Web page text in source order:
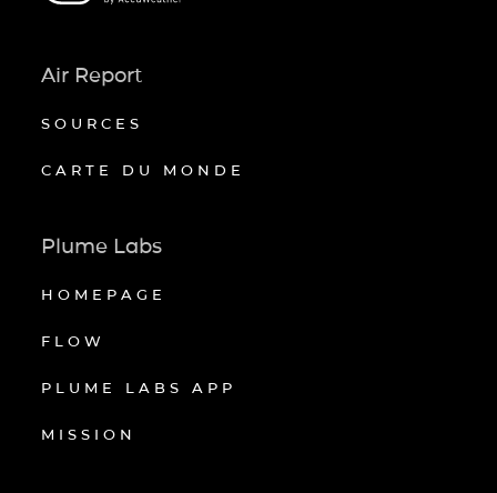
Air Report
SOURCES
CARTE DU MONDE
Plume Labs
HOMEPAGE
FLOW
PLUME LABS APP
MISSION